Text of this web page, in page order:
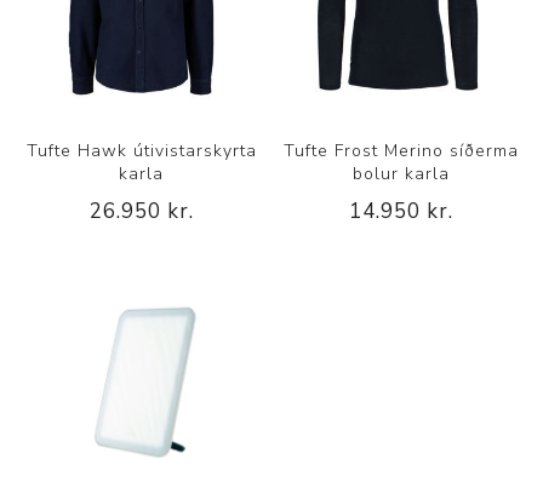
Tufte Hawk útivistarskyrta
karla
26.950 kr.
Tufte Frost Merino síðerma
bolur karla
14.950 kr.